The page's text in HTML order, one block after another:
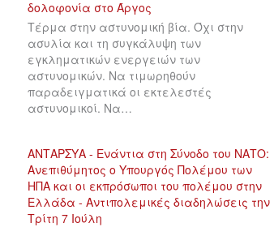
Τέρμα στην αστυνομική βία. Όχι στην
ασυλία και τη συγκάλυψη των
εγκληματικών ενεργειών των
αστυνομικών. Να τιμωρηθούν
παραδειγματικά οι εκτελεστές
αστυνομικοί. Να…
ΑΝΤΑΡΣΥΑ - Ενάντια στη Σύνοδο του ΝΑΤΟ:
Ανεπιθύμητος ο Υπουργός Πολέμου των
ΗΠΑ και οι εκπρόσωποι του πολέμου στην
Ελλάδα - Αντιπολεμικές διαδηλώσεις την
Τρίτη 7 Ιούλη